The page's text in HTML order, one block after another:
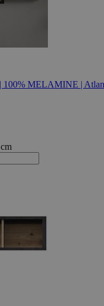
100% MELAMINE |